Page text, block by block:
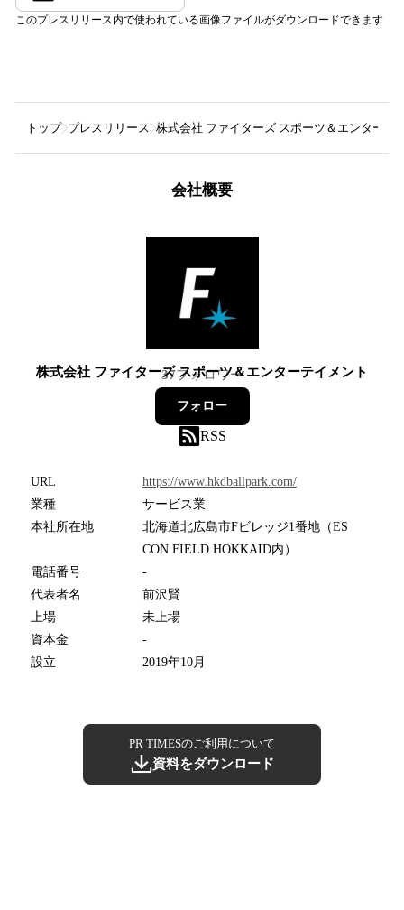
このプレスリリース内で使われている画像ファイルがダウンロードできます
トップ プレスリリース 株式会社 ファイターズ スポーツ＆エンターテ
会社概要
株式会社 ファイターズ スポーツ＆エンターテイメント
37フォロワー
フォロー
RSS
URL
https://www.hkdballpark.com/
業種
サービス業
本社所在地
北海道北広島市Fビレッジ1番地（ES
CON FIELD HOKKAID内）
電話番号
-
代表者名
前沢賢
上場
未上場
資本金
-
設立
2019年10月
PR TIMESのご利用について
資料をダウンロード